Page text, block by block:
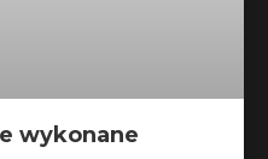
wykonane